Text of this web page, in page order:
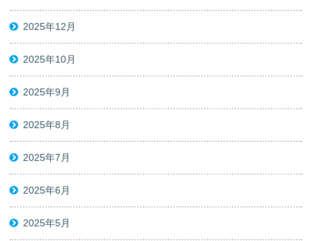
2025年12月
2025年10月
2025年9月
2025年8月
2025年7月
2025年6月
2025年5月